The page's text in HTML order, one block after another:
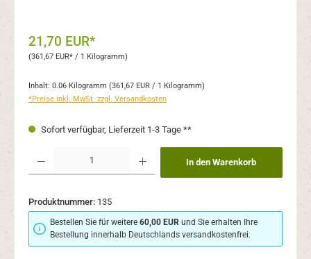
21,70 EUR*
(361,67 EUR* / 1 Kilogramm)
Inhalt: 0.06 Kilogramm (361,67 EUR / 1 Kilogramm)
*Preise inkl. MwSt. zzgl. Versandkosten
Sofort verfügbar, Lieferzeit 1-3 Tage **
Produkt Anzahl: Gib den gewünschten Wert ein oder benutze die Schaltflächen
In den Warenkorb
Produktnummer: 135
Bestellen Sie für weitere60,00 EUR und Sie erhalten Ihre
Bestellung innerhalb Deutschlands versandkostenfrei.